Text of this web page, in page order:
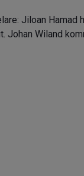
Jiloan Hamad
Johan Wiland